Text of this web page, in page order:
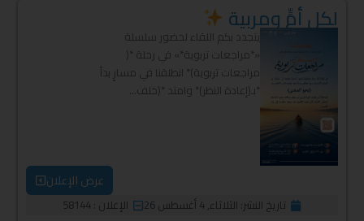
لكل أمٍّ ومربية
يتجدد بكم اللقاء لحضور سلسلة
«*مراجعات تربوية*» في رحلة *(
مراجعات تربوية)* انطلقنا في مسارٍ بدأ
*بـ(إعادة النظر)* وامتد *(خلف...
عرض الإعلان
تاريخ النشر: الثلاثاء, 4 أغسطس 26 الإعلان : 58144